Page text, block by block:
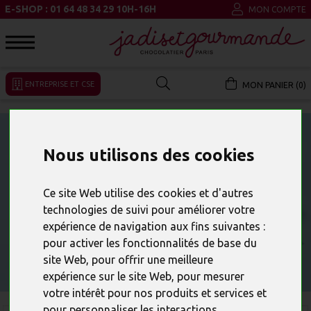
Nous utilisons des cookies
Ce site Web utilise des cookies et d'autres
technologies de suivi pour améliorer votre
expérience de navigation aux fins suivantes :
pour activer les fonctionnalités de base du
site Web, pour offrir une meilleure
expérience sur le site Web, pour mesurer
votre intérêt pour nos produits et services et
E-SHOP : 01 64 48 34 29 10H-16H MON COMPTE
ENTREPRISE ET CSE MON PANIER (0)